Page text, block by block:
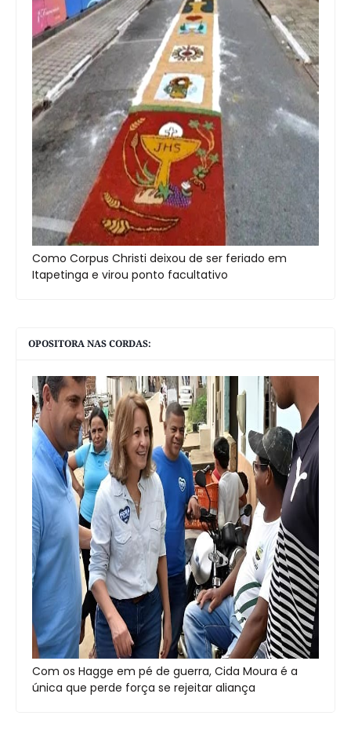
Como Corpus Christi deixou de ser feriado em
Itapetinga e virou ponto facultativo
OPOSITORA NAS CORDAS:
Com os Hagge em pé de guerra, Cida Moura é a
única que perde força se rejeitar aliança